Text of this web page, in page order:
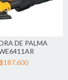
DE PALMA
$187.600